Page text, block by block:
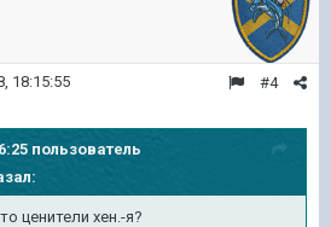
#4
18:15:55
пользователь
ценители хен.-я?